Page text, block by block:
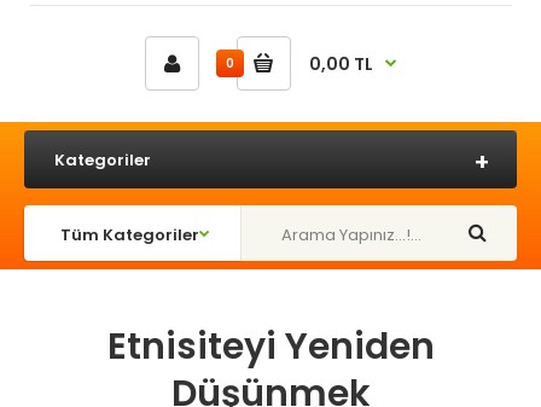
0 0,00 TL
Kategoriler
Etnisiteyi Yeniden
Düşünmek